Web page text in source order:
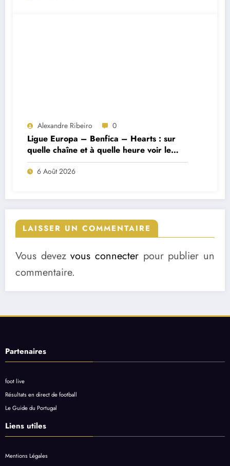
Alexandre Ribeiro 0
Ligue Europa – Benfica – Hearts : sur
quelle chaîne et à quelle heure voir le
match ?
6 Août 2026
LAISSER UN COMMENTAIRE
Vous devezvous connecter pour publier un
commentaire.
Partenaires
foot live
Résultats en direct de football
Le Guide du Portugal
Liens utiles
Mentions Légales